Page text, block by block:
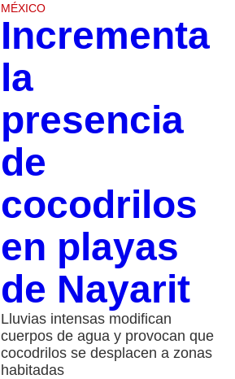
MÉXICO
Incrementa
la
presencia
de
cocodrilos
en playas
de Nayarit
Lluvias intensas modifican
cuerpos de agua y provocan que
cocodrilos se desplacen a zonas
habitadas